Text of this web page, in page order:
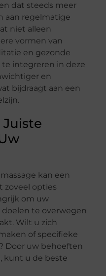
dat steeds meer
aan regelmatige
niet alleen
vormen van
en gezonde
te integreren in deze
en
bijdraagt aan een
Juiste
kan een
zoveel opties
om uw
te overwegen
Wilt u zich
of specifieke
Door uw behoeften
kunt u de beste